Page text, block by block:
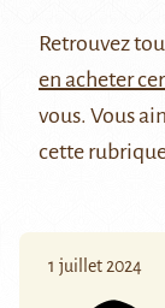
Retrouvez
en acheter
vous. Vous
cette
1 juillet 2024